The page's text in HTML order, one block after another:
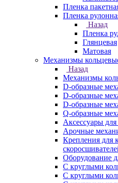
Пленка
Пленка
Назад
Пленка
Глянцевая
Матовая
Механизмы
Назад
Механизмы
D-образные
D-образные
D-образные
Q-образные
Аксессуары
Арочные
Крепления для
Оборудование
С круглыми
С круглыми